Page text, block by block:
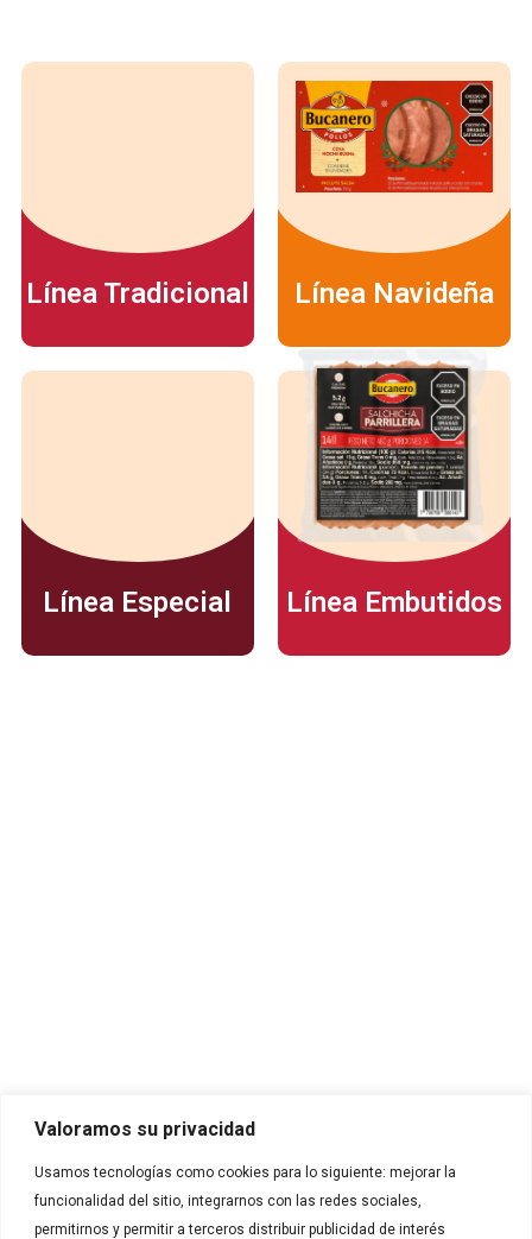
Valoramos su privacidad
Usamos tecnologías como cookies para lo siguiente: mejorar la
funcionalidad del sitio, integrarnos con las redes sociales,
permitirnos y permitir a terceros distribuir publicidad de interés
Línea Tradicional Línea Navideña
Línea Especial Línea Embutidos
Productos
Contáctanos
Contacto